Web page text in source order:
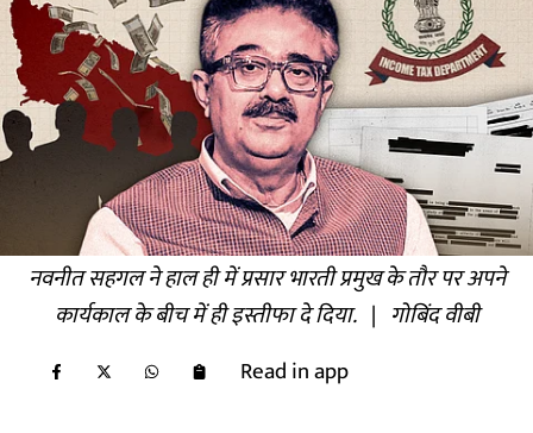
नवनीत सहगल ने हाल ही में प्रसार भारती प्रमुख के तौर पर अपने
कार्यकाल के बीच में ही इस्तीफा दे दिया. | गोबिंद वीबी
Read in app